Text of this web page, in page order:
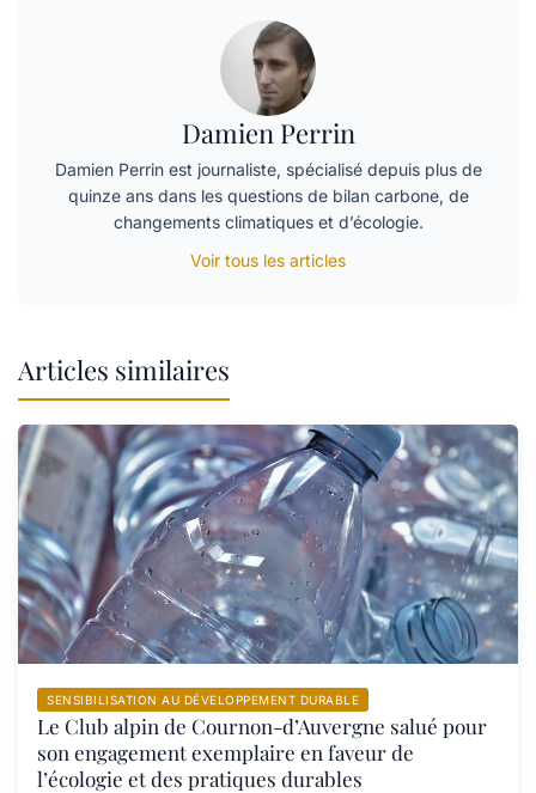
Damien Perrin
Damien Perrin est journaliste, spécialisé depuis plus de
quinze ans dans les questions de bilan carbone, de
changements climatiques et d’écologie.
Voir tous les articles
Articles similaires
SENSIBILISATION AU DÉVELOPPEMENT DURABLE
Le Club alpin de Cournon-d’Auvergne salué pour
son engagement exemplaire en faveur de
l’écologie et des pratiques durables